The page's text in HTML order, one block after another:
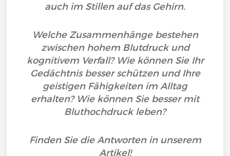
auch im Stillen auf das Gehirn.
Welche Zusammenhänge bestehen
zwischen hohem Blutdruck und
kognitivem Verfall? Wie können Sie Ihr
Gedächtnis besser schützen und Ihre
geistigen Fähigkeiten im Alltag
erhalten? Wie können Sie besser mit
Bluthochdruck leben?
Finden Sie die Antworten in unserem
Artikel!